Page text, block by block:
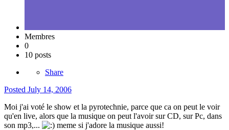
Membres
0
10 posts
Share
Posted July 14, 2006
Moi j'ai voté le show et la pyrotechnie, parce que ca on peut le voir
qu'en live, alors que la musique on peut l'avoir sur CD, sur Pc, dans
son mp3,...
meme si j'adore la musique aussi!